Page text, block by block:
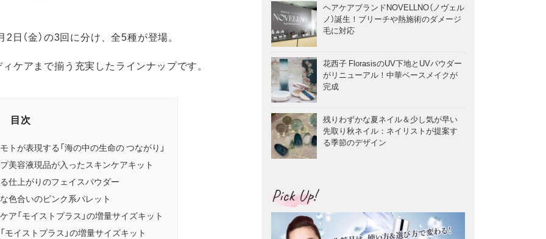
日（金）の3回に分け、全5種が登場。
ケアまで揃う充実したラインナップです。
目次
が表現する「海の中の生命の つながり」
美容液現品が入ったスキンケアキット
仕上がりのフェイスパウダー
色合いのピンク系パレット
「モイストプラス」の増量サイズキット
イストプラス」の増量サイズキット
ヘアケアブランドNOVELLNO（ノヴェル
ノ）誕生！ブリーチや熱施術のダメージ
毛に対応
花西子 FlorasisのUV下地とUVパウダー
がリニューアル！中華ベースメイクが
完成
残りわずかな夏ネイル＆少し気が早い
先取り秋ネイル：ネイリストが提案す
る季節のデザイン
Pick Up!